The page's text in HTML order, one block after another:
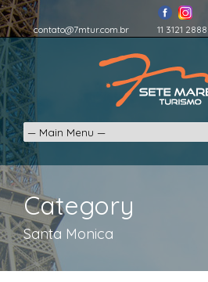
contato@7mtur.com.br 11 3121 2888
Category
Santa Monica